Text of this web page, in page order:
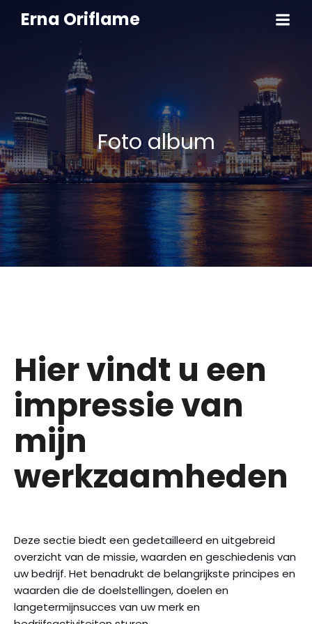
Erna Oriflame
Foto album
Hier vindt u een
impressie van
mijn
werkzaamheden
Deze sectie biedt een gedetailleerd en uitgebreid
overzicht van de missie, waarden en geschiedenis van
uw bedrijf. Het benadrukt de belangrijkste principes en
waarden die de doelstellingen, doelen en
langetermijnsucces van uw merk en